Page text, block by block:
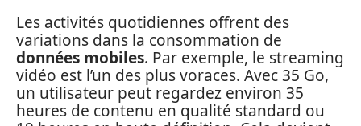
Les activités quotidiennes offrent des
variations dans la consommation de
données mobiles. Par exemple, le streaming
vidéo est l’un des plus voraces. Avec 35 Go,
un utilisateur peut regardez environ 35
heures de contenu en qualité standard ou